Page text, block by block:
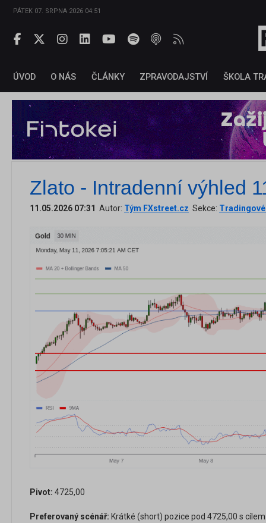
PÁTEK 07. SRPNA 2026 04:51
ÚVOD O NÁS ČLÁNKY ZPRAVODAJSTVÍ ŠKOLA
Zlato - Intradenní výhled
11.05.2026 07:31 Autor: Tým FXstreet.cz Sekce: Tradingové
Pivot: 4725,00
Preferovaný scénář: Krátké (short) pozice pod 4725,00 s